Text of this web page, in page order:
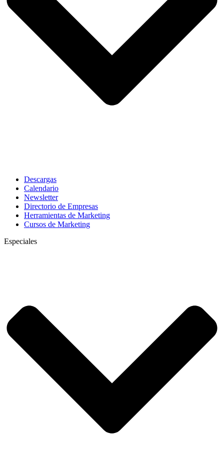
Descargas
Calendario
Newsletter
Directorio de Empresas
Herramientas de Marketing
Cursos de Marketing
Especiales